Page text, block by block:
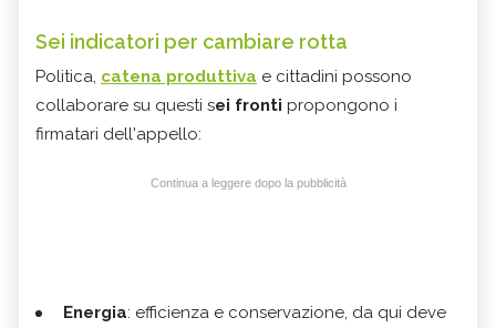
Sei indicatori per cambiare rotta
Politica, catena produttiva e cittadini possono
collaborare su questi sei fronti propongono i
firmatari dell'appello:
Continua a leggere dopo la pubblicità
Energia: efficienza e conservazione, da qui deve